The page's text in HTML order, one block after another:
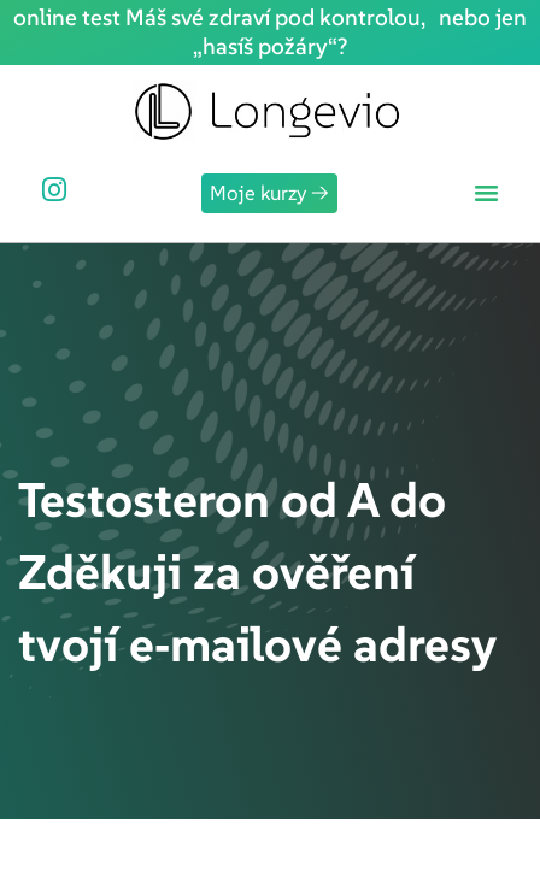
online test Máš své zdraví pod kontrolou, nebo jen
„hasíš požáry“?
Moje kurzy →
Testosteron od A do
Zděkuji za ověření
tvojí e‑mailové adresy
Sign in Sign up
Sign in
Remember me Lost your password?
Sign up
Already have an account?